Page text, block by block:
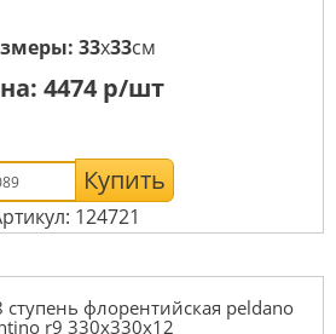
33x33см
4474 р/шт
Купить
124721
флорентийская peldano
r9 330x330x12